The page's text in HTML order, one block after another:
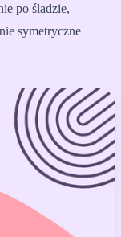
po śladzie,
symetryczne